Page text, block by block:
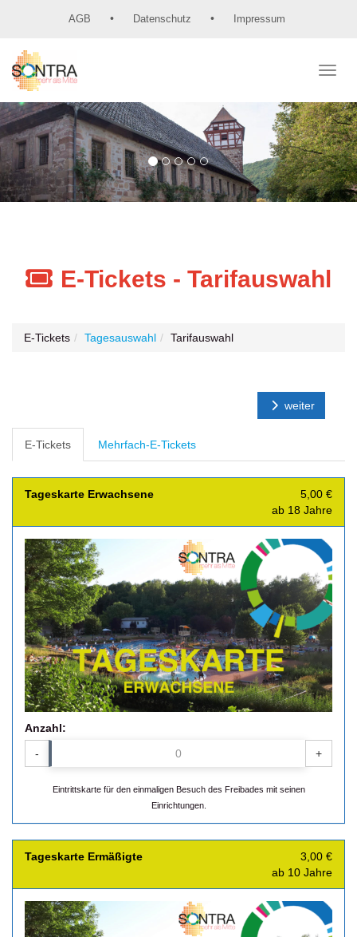
AGB Datenschutz Impressum
E-Tickets - Tarifauswahl
E-Tickets Tagesauswahl Tarifauswahl
weiter
E-Tickets Mehrfach-E-Tickets
Tageskarte Erwachsene
5,00 €
ab 18 Jahre
Anzahl:
-
+
Eintrittskarte für den einmaligen Besuch des Freibades mit seinen
Einrichtungen.
Tageskarte Ermäßigte
3,00 €
ab 10 Jahre